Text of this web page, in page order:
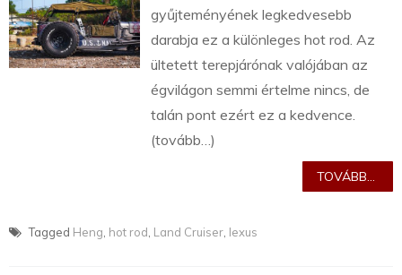
gyűjteményének legkedvesebb
darabja ez a különleges hot rod. Az
ültetett terepjárónak valójában az
égvilágon semmi értelme nincs, de
talán pont ezért ez a kedvence.
(tovább…)
TOVÁBB...
Tagged Heng hot rod Land Cruiser lexus